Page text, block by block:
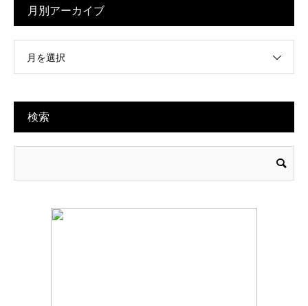
月別アーカイブ
月を選択
検索